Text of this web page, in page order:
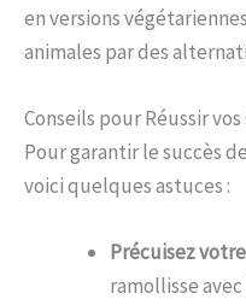
en versions
animales par des
Conseils pour Réussir
Pour garantir le succès
voici quelques astuces :
Précuisez
ramollisse